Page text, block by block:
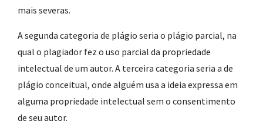
mais severas.
A segunda categoria de plágio seria o plágio parcial, na
qual o plagiador fez o uso parcial da propriedade
intelectual de um autor. A terceira categoria seria a de
plágio conceitual, onde alguém usa a ideia expressa em
alguma propriedade intelectual sem o consentimento
de seu autor.